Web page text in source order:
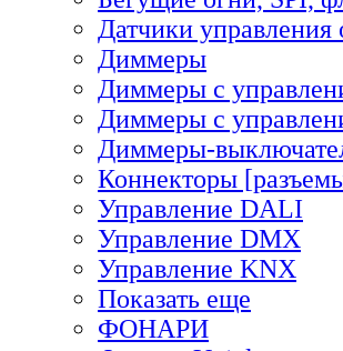
Датчики
Диммеры
Диммеры с
Диммеры с
Диммеры-
Коннекторы
Управление DALI
Управление DMX
Управление KNX
Показать еще
ФОНАРИ